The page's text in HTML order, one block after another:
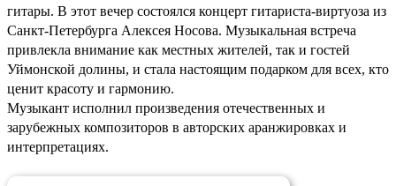
гитары. В этот вечер состоялся концерт гитариста-виртуоза из
Санкт-Петербурга Алексея Носова. Музыкальная встреча
привлекла внимание как местных жителей, так и гостей
Уймонской долины, и стала настоящим подарком для всех, кто
ценит красоту и гармонию.
Музыкант исполнил произведения отечественных и
зарубежных композиторов в авторских аранжировках и
интерпретациях.